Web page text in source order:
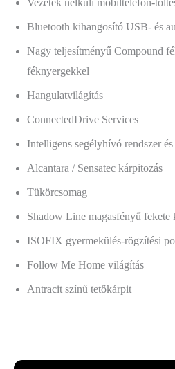
Vezeték nélküli mobiltelefon-
Bluetooth kihangosító USB- és
Nagy teljesítményű Compound
féknyergekkel
Hangulatvilágítás
ConnectedDrive Services
Intelligens segélyhívó rendszer
Alcantara / Sensatec kárpitozás
Tükörcsomag
Shadow Line magasfényű fekete
ISOFIX gyermekülés-rögzítési
Follow Me Home világítás
Antracit színű tetőkárpit